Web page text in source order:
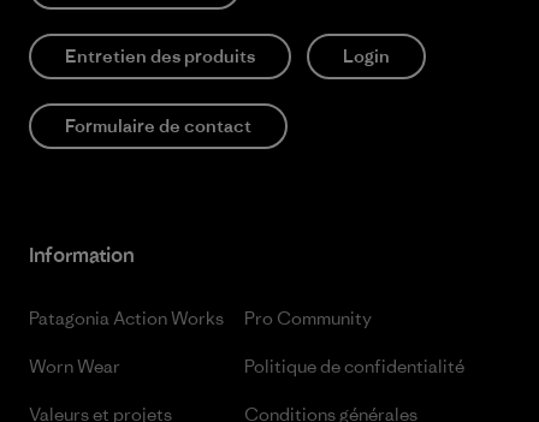
Entretien des produits Login
Formulaire de contact
Information
Patagonia Action Works
Worn Wear
Valeurs et projets
Pro Community
Politique de confidentialité
Conditions générales